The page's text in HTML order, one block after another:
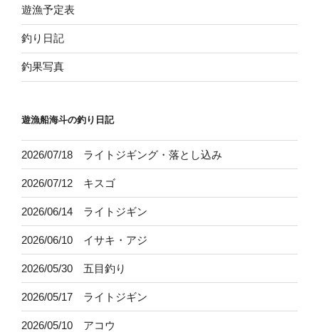
遊漁予定表
釣り日記
釣果写真
遊漁船海斗の釣り日記
2026/07/18 ライトジギング・落とし込み
2026/07/12 キスゴ
2026/06/14 ライトジギン
2026/06/10 イサキ・アジ
2026/05/30 五目釣り
2026/05/17 ライトジギン
2026/05/10 アコウ